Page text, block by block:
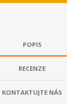
POPIS
RECENZE
KONTAKTUJTE NÁS